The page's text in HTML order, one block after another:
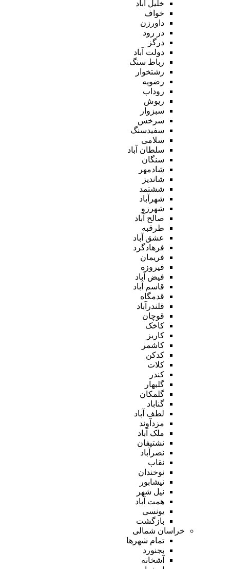
خلیل آباد
خواف
داورزن
در رود
درگز
دولت آباد
رباط سنگ
رشتخوار
رضویه
روداب
ریوش
سبزوار
سرخس
سفیدسنگ
سلامی
سلطان آباد
سنگان
شادمهر
شاندیز
ششتمد
شهرآباد
شهرزو
صالح آباد
طرقبه
عشق آباد
فرهادگرد
فریمان
فیروزه
فیض آباد
قاسم آباد
قدمگاه
قلندرآباد
قوچان
کاخک
کاریز
کاشمر
کدکن
کلات
کندر
گلبهار
گلمکان
گناباد
لطف آباد
مزدآوند
ملک آباد
نشتیفان
نصرآباد
نقاب
نوخندان
نیشابور
نیل شهر
همت آباد
یونسی
بازگشت
خراسان شمالی
تمام شهر‌ها
بجنورد
آشخانه